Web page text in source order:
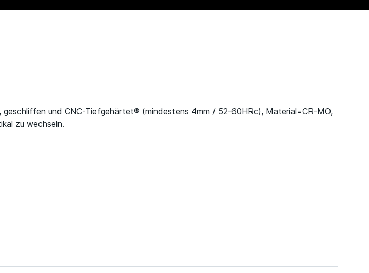
geschliffen und CNC-Tiefgehärtet® (mindestens 4mm / 52-60HRc), Material=CR-MO,
zu wechseln.